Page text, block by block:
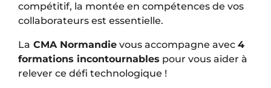
compétitif, la montée en compétences de vos
collaborateurs est essentielle.
La CMA Normandie vous accompagne avec 4
formations incontournables pour vous aider à
relever ce défi technologique !